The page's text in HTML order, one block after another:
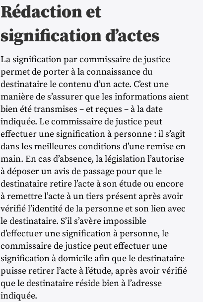
Rédaction et
signification d’actes
La signification par commissaire de justice
permet de porter à la connaissance du
destinataire le contenu d’un acte. C’est une
manière de s’assurer que les informations aient
bien été transmises – et reçues – à la date
indiquée. Le commissaire de justice peut
effectuer une signification à personne : il s’agit
dans les meilleures conditions d’une remise en
main. En cas d’absence, la législation l’autorise
à déposer un avis de passage pour que le
destinataire retire l’acte à son étude ou encore
à remettre l’acte à un tiers présent après avoir
vérifié l’identité de la personne et son lien avec
le destinataire. S’il s’avère impossible
d’effectuer une signification à personne, le
commissaire de justice peut effectuer une
signification à domicile afin que le destinataire
puisse retirer l’acte à l’étude, après avoir vérifié
que le destinataire réside bien à l’adresse
indiquée.